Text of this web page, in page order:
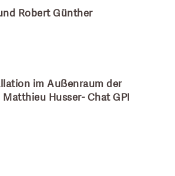
Robert Günther
im Außenraum der
Husser- Chat GPI